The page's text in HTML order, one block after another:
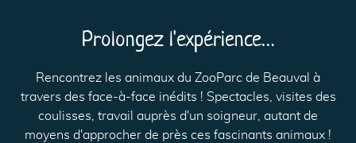
Prolongez l'expérience…
Rencontrez les animaux du ZooParc de Beauval à
travers des face-à-face inédits ! Spectacles, visites des
coulisses, travail auprès d'un soigneur, autant de
moyens d'approcher de près ces fascinants animaux !